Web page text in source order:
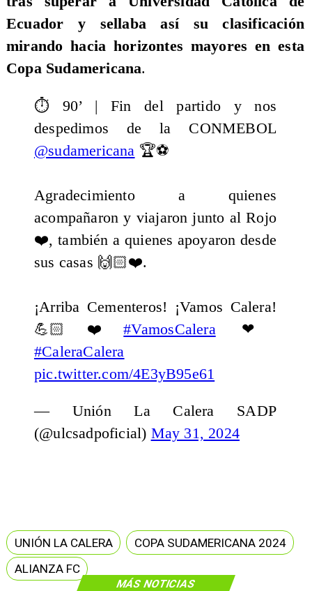
MÁS NOTICIAS
Ecuador y sellaba así su clasificación
mirando hacia horizontes mayores en esta
Copa Sudamericana.
⏱️ 90’ | Fin del partido y nos
despedimos de la CONMEBOL
@sudamericana 🏆⚽️
Agradecimiento a quienes
acompañaron y viajaron junto al Rojo
❤️, también a quienes apoyaron desde
sus casas 🙌🏻❤️.
¡Arriba Cementeros! ¡Vamos Calera!
💪🏻❤️#VamosCalera ❤
#CaleraCalera
pic.twitter.com/4E3yB95e61
— Unión La Calera SADP
(@ulcsadpoficial) May 31, 2024
UNIÓN LA CALERA
COPA SUDAMERICANA 2024
ALIANZA FC